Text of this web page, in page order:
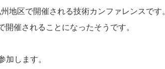
地区で開催される技術カンファレンスです。
催されることになったそうです。
します。